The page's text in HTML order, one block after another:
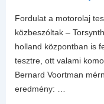
Fordulat a motorolaj
közbeszóltak –
holland központban is
tesztre, ott valami
Bernard Voortman
eredmény: …